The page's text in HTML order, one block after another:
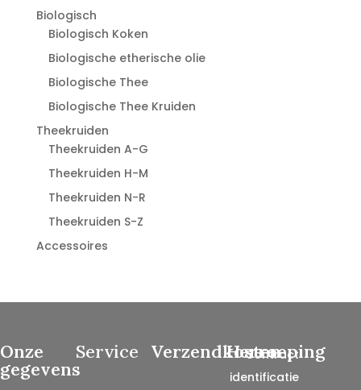
Biologisch
Biologisch Koken
Biologische etherische olie
Biologische Thee
Biologische Thee Kruiden
Theekruiden
Theekruiden A-G
Theekruiden H-M
Theekruiden N-R
Theekruiden S-Z
Accessoires
Onze
gegevens
Service Verzendkosten
Herroeping
Contract
identificatie